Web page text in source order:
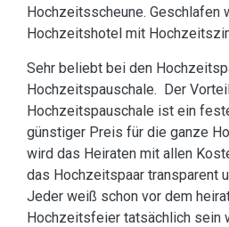
Hochzeitsscheune. Geschlafen
Hochzeitshotel mit
Sehr beliebt bei den
Hochzeitspauschale. Der
Hochzeitspauschale ist ein
günstiger Preis für die ganze
wird das Heiraten mit allen
das Hochzeitspaar transparent
Jeder weiß schon vor dem
Hochzeitsfeier tatsächlich sein